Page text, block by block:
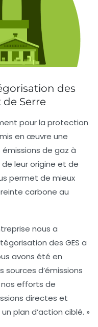
des
de Serre
pour la protection
en œuvre une
de gaz à
leur origine et de
permet de mieux
carbone au
nous a
des GES a
avons été en
sources d’émissions
efforts de
directes et
plan d’action ciblé. »